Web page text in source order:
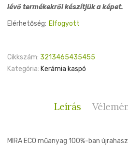
lévő termékekről készítjük a képet.
Elérhetőség: Elfogyott
Cikkszám: 3213465435455
Kategória: Kerámia kaspó
Leírás
MIRA ECO műanyag 100%-ban